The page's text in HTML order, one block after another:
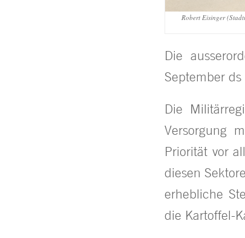
Robert Eisinger
Die
September
Die
Versorgung
Priorität vor
diesen
erhebliche
die Kartoffel-